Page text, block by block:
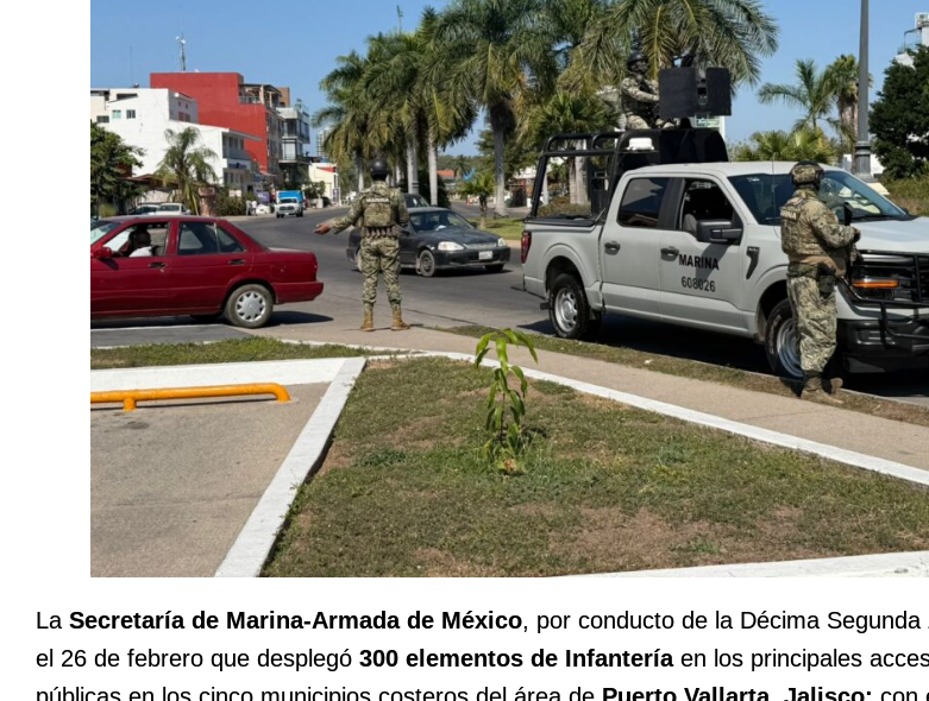
La Secretaría de Marina-Armada de México, por conducto de la Décima
el 26 de febrero que desplegó 300 elementos de Infanteríaen los principales